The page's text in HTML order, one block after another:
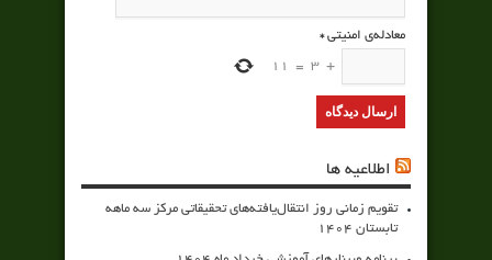
معادله‌ی امنیتی*
+
3
=
11
اطلاعیه ها
تقویم زمانی روز انتقال‌یافته‌های تحقیقاتی مرکز سه ماهه
تابستان 1404